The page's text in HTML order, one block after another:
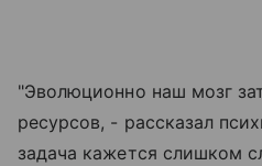
"Эволюционно наш мозг
ресурсов, - рассказал
задача кажется слишком